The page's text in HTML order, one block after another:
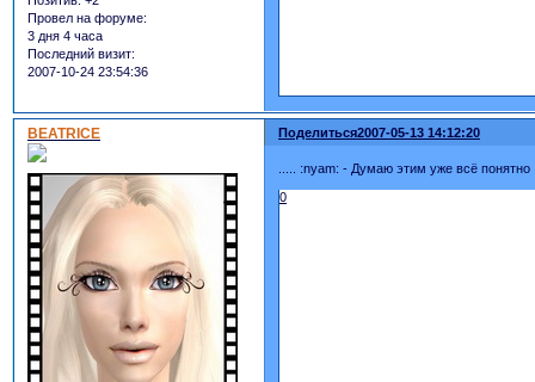
Провел на форуме:
3 дня 4 часа
Последний визит:
2007-10-24 23:54:36
Поделиться2007-05-13 14:12:20
BEATRICE
..... :nyam: - Думаю этим уже всё понятно
0